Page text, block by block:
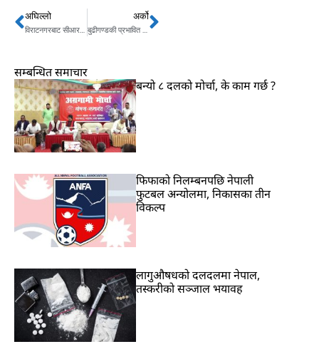
Prev
अघिल्लो
विराटनगरबाट सीआरभीका असई घुसहित पक्राउ
अर्को
बुढीगण्डकी प्रभावित क्षेत्रमा सरकारले तोकेको मुआब्जा कम भएको भन्दै विरोध Next
सम्बन्धित समाचार
बन्यो ८ दलको मोर्चा, के काम गर्छ ?
फिफाको निलम्बनपछि नेपाली
फुटबल अन्योलमा, निकासका तीन
विकल्प
लागुऔषधको दलदलमा नेपाल,
तस्करीको सञ्जाल भयावह